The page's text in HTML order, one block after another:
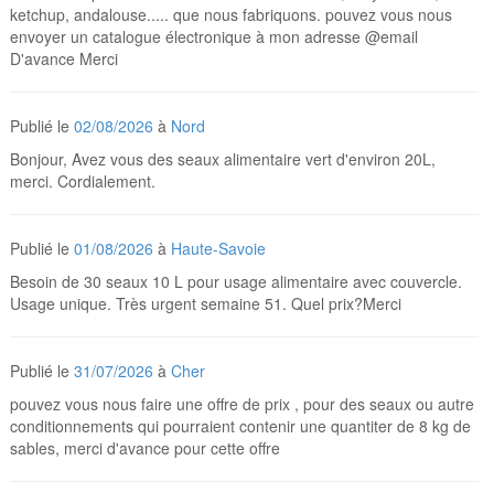
ketchup, andalouse..... que nous fabriquons. pouvez vous nous
envoyer un catalogue électronique à mon adresse @email
D'avance Merci
Publié le02/08/2026 à Nord
Bonjour, Avez vous des seaux alimentaire vert d'environ 20L,
merci. Cordialement.
Publié le01/08/2026 à Haute-Savoie
Besoin de 30 seaux 10 L pour usage alimentaire avec couvercle.
Usage unique. Très urgent semaine 51. Quel prix?Merci
Publié le31/07/2026 àCher
pouvez vous nous faire une offre de prix , pour des seaux ou autre
conditionnements qui pourraient contenir une quantiter de 8 kg de
sables, merci d'avance pour cette offre